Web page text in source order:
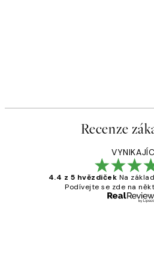
Recenze
4.4 z 5 hvězdiček Na
Podívejte se zde na